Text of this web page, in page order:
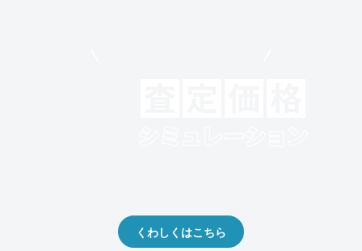
くわしくはこちら